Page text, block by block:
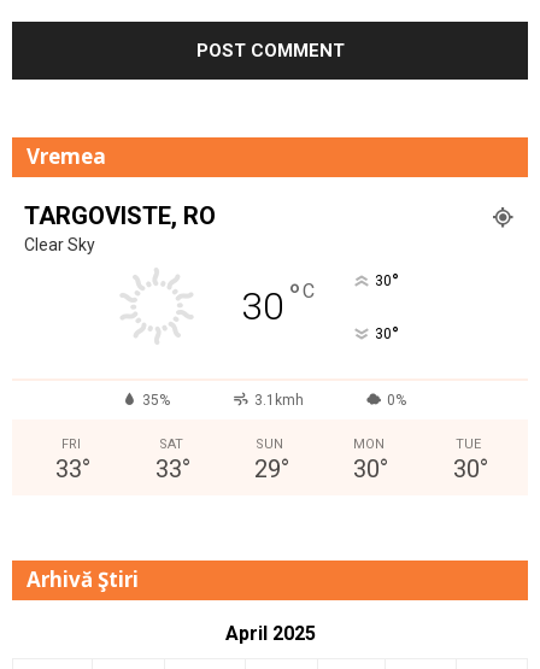
Vremea
TARGOVISTE, RO
Clear Sky
30 °C 30°
30°
35% 3.1kmh 0%
FRI
33°
SAT
33°
SUN
29°
MON
30°
TUE
30°
Arhivă Ştiri
April 2025